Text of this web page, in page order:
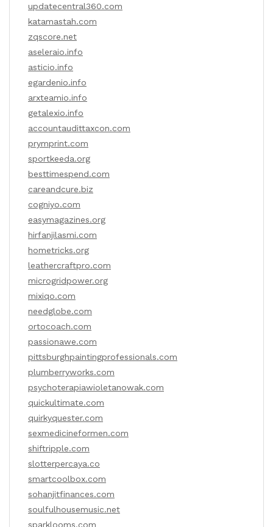
updatecentral360.com
katamastah.com
zqscore.net
aseleraio.info
asticio.info
egardenio.info
arxteamio.info
getalexio.info
accountaudittaxcon.com
prymprint.com
sportkeeda.org
besttimespend.com
careandcure.biz
cogniyo.com
easymagazines.org
hirfanjilasmi.com
hometricks.org
leathercraftpro.com
microgridpower.org
mixiqo.com
needglobe.com
ortocoach.com
passionawe.com
pittsburghpaintingprofessionals.com
plumberryworks.com
psychoterapiawioletanowak.com
quickultimate.com
quirkyquester.com
sexmedicineformen.com
shiftripple.com
slotterpercaya.co
smartcoolbox.com
sohanjitfinances.com
soulfulhousemusic.net
sparklooms.com